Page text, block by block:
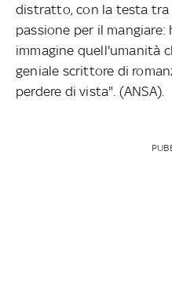
distratto, con la testa tra
passione per il
immagine quell'umanità
geniale scrittore di
perdere di vista". (ANSA).